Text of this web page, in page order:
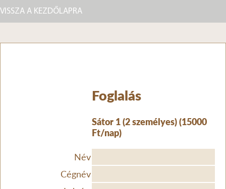
VISSZA A KEZDŐLAPRA
Foglalás
Sátor 1 (2 személyes) (15000
Ft/nap)
Név
Cégnév